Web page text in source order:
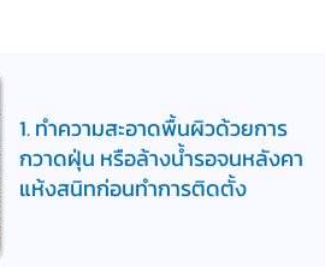
1. ทำความสะอาดพื้นผิวด้วยการ
กวาดฝุ่น หรือล้างน้ำรอจนหลังคา
แห้งสนิทก่อนทำการติดตั้ง